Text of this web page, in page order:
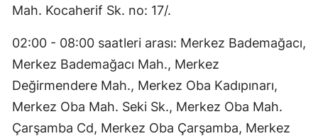
Mah. Kocaherif Sk. no: 17/.
02:00 - 08:00 saatleri arası: Merkez Bademağacı,
Merkez Bademağacı Mah., Merkez
Değirmendere Mah., Merkez Oba Kadıpınarı,
Merkez Oba Mah. Seki Sk., Merkez Oba Mah.
Çarşamba Cd, Merkez Oba Çarşamba, Merkez